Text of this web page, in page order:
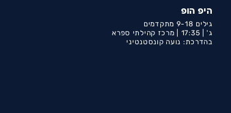
היפ הופ
גילים 9-18 מתקדמים
ג' | 17:35 |
מרכז קהילתי ספרא
בהדרכת: נועה קונסטנטיני